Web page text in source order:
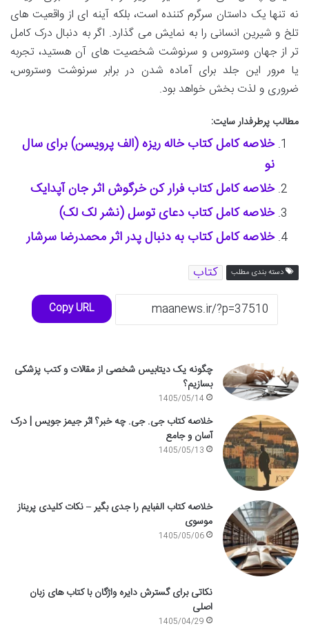
نه تنها یک داستان سرگرم کننده است، بلکه آینه ای از واقعیت های
تلخ و شیرین انسانی را به نمایش می گذارد. اگر به دنبال درک کامل
تر از جهان وستروس و سرنوشت شخصیت های آن هستید، تجربه
یا مرور این جلد برای آماده شدن در برابر سرنوشت وستروس،
ضروری و لذت بخش خواهد بود.
مطالب پرطرفدار سایت:
خلاصه کامل کتاب خاله ریزه (الف پرویسن) برای سال
نو
خلاصه کامل کتاب فرار کن خرگوش اثر جان آپدایک
خلاصه کامل کتاب دعای توسل (نشر لک لک)
خلاصه کامل کتاب به دنبال پدر اثر محمدرضا سرشار
دسته بندی مطلب کتاب
Copy URL
چگونه یک دیتابیس شخصی از مقالات و کتب پزشکی
بسازیم؟
1405/05/14
خلاصه کتاب جی. جی. چه خبر؟ اثر جیمز جویس | درک
آسان و جامع
1405/05/13
خلاصه کتاب الفبایم را جدی بگیر – نکات کلیدی پریناز
موسوی
1405/05/06
نکاتی برای گسترش دایره واژگان با کتاب های زبان
اصلی
1405/04/29